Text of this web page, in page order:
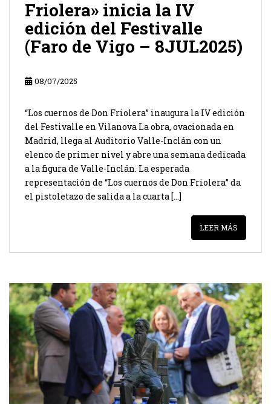
Friolera» inicia la IV
edición del Festivalle
(Faro de Vigo – 8JUL2025)
08/07/2025
“Los cuernos de Don Friolera” inaugura la IV edición
del Festivalle en Vilanova La obra, ovacionada en
Madrid, llega al Auditorio Valle-Inclán con un
elenco de primer nivel y abre una semana dedicada
a la figura de Valle-Inclán. La esperada
representación de “Los cuernos de Don Friolera” da
el pistoletazo de salida a la cuarta […]
LEER MÁS